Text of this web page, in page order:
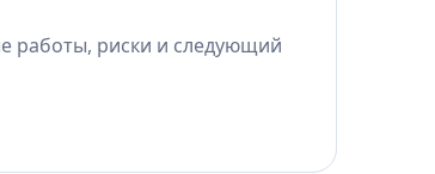
работы, риски и следующий